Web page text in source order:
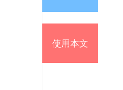
使用本文